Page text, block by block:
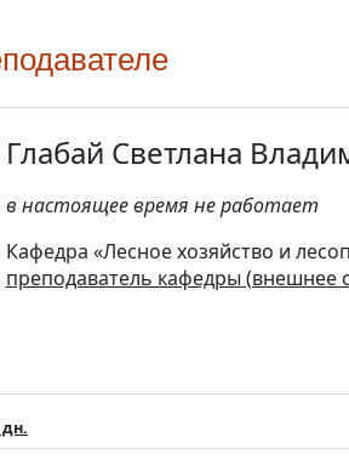
Глабай Светлана
в настоящее время не работает
Кафедра «Лесное хозяйство и
преподаватель кафедры (внешнее
дн.